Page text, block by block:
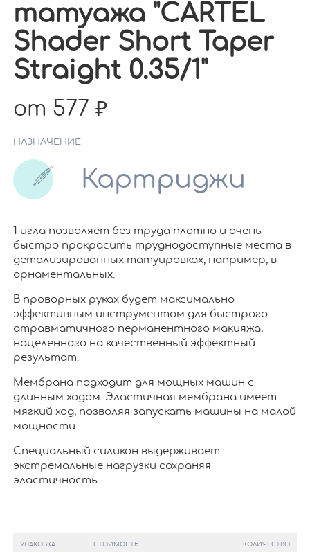
татуажа "CARTEL
Shader Short Taper
Straight 0.35/1"
от 577
НАЗНАЧЕНИЕ
Картриджи
1 игла позволяет без труда плотно и очень
быстро прокрасить труднодоступные места в
детализированных татуировках, например, в
орнаментальных.
В проворных руках будет максимально
эффективным инструментом для быстрого
атравматичного перманентного макияжа,
нацеленного на качественный эффектный
результат.
Мембрана подходит для мощных машин с
длинным ходом. Эластичная мембрана имеет
мягкий ход, позволяя запускать машины на малой
мощности.
Специальный силикон выдерживает
экстремальные нагрузки сохраняя
эластичность.
УПАКОВКА СТОИМОСТЬ КОЛИЧЕСТВО